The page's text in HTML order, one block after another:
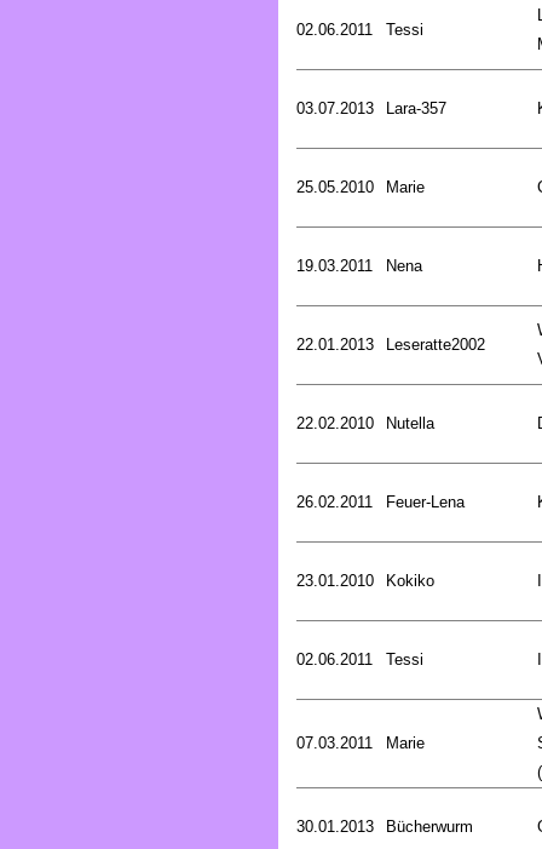
02.06.2011 Tessi
03.07.2013 Lara-357
25.05.2010 Marie
19.03.2011 Nena
22.01.2013 Leseratte2002
22.02.2010 Nutella
26.02.2011 Feuer-Lena
23.01.2010 Kokiko
02.06.2011 Tessi
07.03.2011 Marie
30.01.2013 Bücherwurm